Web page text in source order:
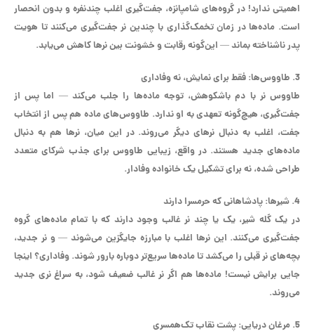
اهمیتی ندارد! در گروه‌های شامپانزه، جفت‌گیری اغلب چندنفره و بدون انحصار
است. ماده‌ها در زمان تخمک‌گذاری با چندین نر جفت‌گیری می‌کنند تا هویت
پدر ناشناخته بماند — این‌گونه رقابت و خشونت بین نرها کاهش می‌یابد.
3. طاووس‌ها:
فقط برای نمایش، نه وفاداری
طاووس نر با دم باشکوهش، توجه ماده‌ها را جلب می‌کند — اما پس از
جفت‌گیری، هیچ‌گونه تعهدی به او ندارد. طاووس‌های ماده هم پس از انتخاب
جفت، اغلب به دنبال نرهای دیگر می‌روند. در این میان، نرها هم به دنبال
ماده‌های جدید هستند. در واقع، زیبایی طاووس برای جذب شرکای متعدد
طراحی شده، نه برای تشکیل یک خانواده وفادار.
4. شیرها:
پادشاهانی که حرمسرا دارند
در یک گله شیر، یک یا چند نر غالب وجود دارند که با تمام ماده‌های گروه
جفت‌گیری می‌کنند. این نرها اغلب با مبارزه جایگزین می‌شوند — و نر جدید،
بچه‌های نر قبلی را می‌کشد تا ماده‌ها سریع‌تر دوباره بارور شوند. وفاداری؟ اینجا
جایی برایش نیست! ماده‌ها هم اگر نر غالب ضعیف شود، به سراغ نری جدید
می‌روند.
5. مرغان دریایی:
پشت نقاب تک‌همسری